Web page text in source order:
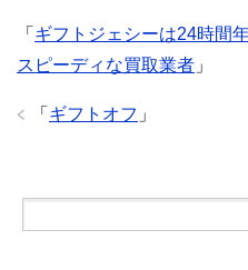
「 ギフトジェシーは24時間
スピーディな買取業者 」
「 ギフトオフ 」